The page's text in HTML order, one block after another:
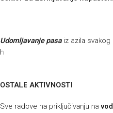
Udomljavanje pasaiz azila svakog
h
OSTALE AKTIVNOSTI
Sve radove na priključivanju na